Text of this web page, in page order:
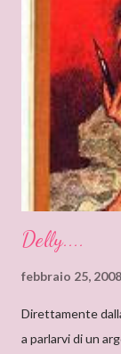
un’antica
romanzi gotici
soprannaturali.
very proud to
reading “Silent
intriguing, with a
Delly....
febbraio 25, 2008
Direttamente
a parlarvi di un